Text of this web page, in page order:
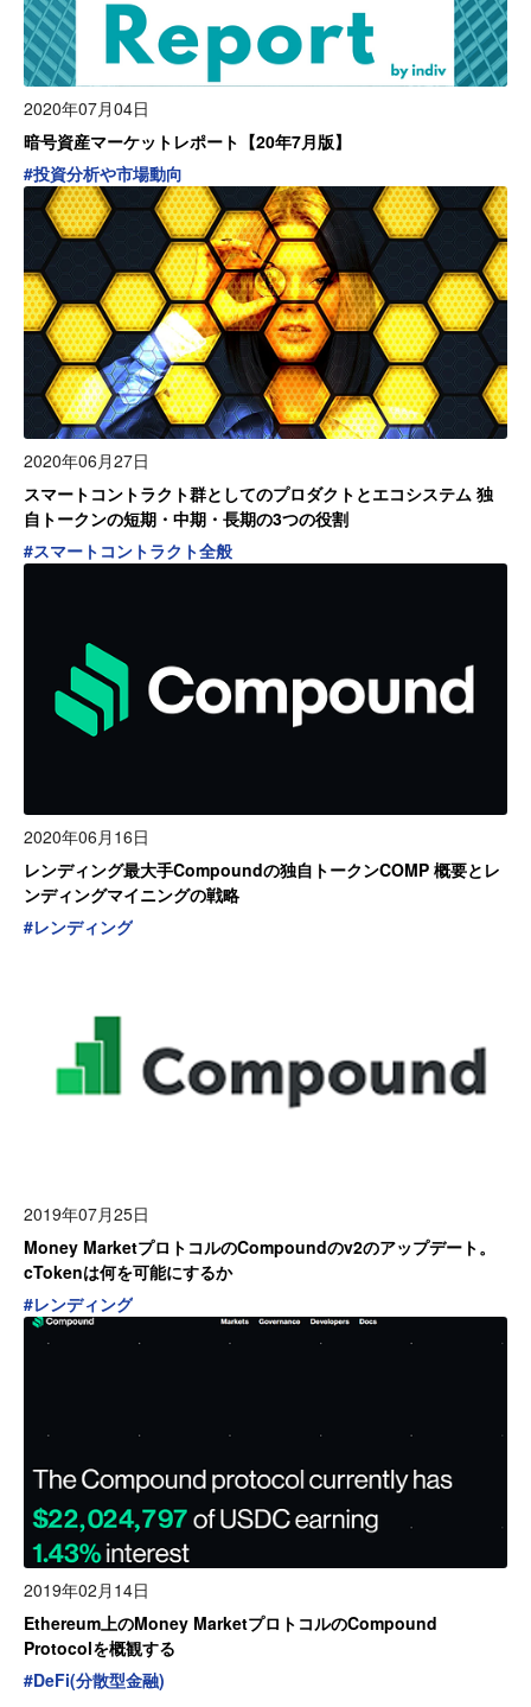
2020年07月04日
暗号資産マーケットレポート【20年7月版】
#投資分析や市場動向
2020年06月27日
スマートコントラクト群としてのプロダクトとエコシステム 独
自トークンの短期・中期・長期の3つの役割
#スマートコントラクト全般
2020年06月16日
レンディング最大手Compoundの独自トークンCOMP 概要とレ
ンディングマイニングの戦略
#レンディング
2019年07月25日
Money MarketプロトコルのCompoundのv2のアップデート。
cTokenは何を可能にするか
#レンディング
2019年02月14日
Ethereum上のMoney MarketプロトコルのCompound
Protocolを概観する
#DeFi(分散型金融)